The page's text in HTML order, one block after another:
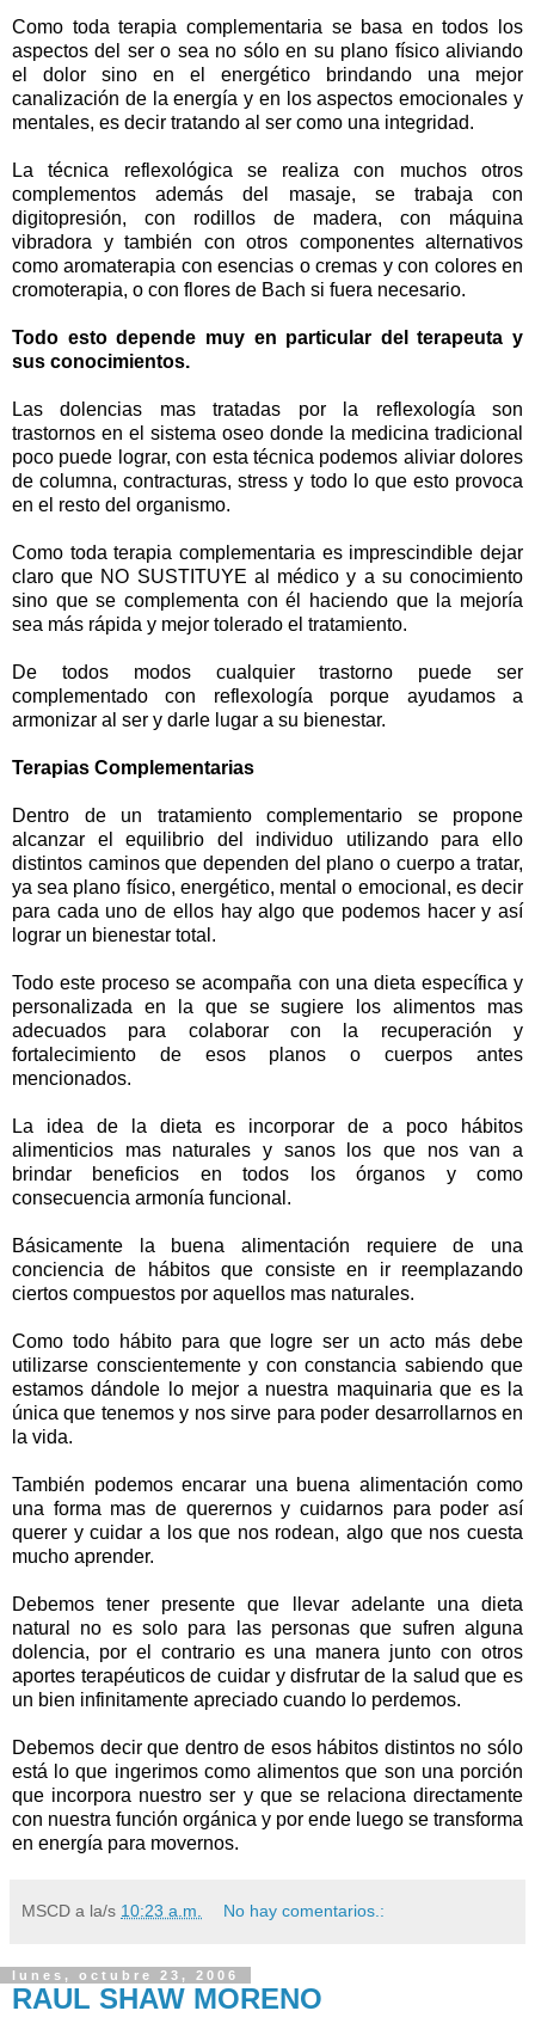
Como toda terapia complementaria se basa en todos los
aspectos del ser o sea no sólo en su plano físico aliviando
el dolor sino en el energético brindando una mejor
canalización de la energía y en los aspectos emocionales y
mentales, es decir tratando al ser como una integridad.
La técnica reflexológica se realiza con muchos otros
complementos además del masaje, se trabaja con
digitopresión, con rodillos de madera, con máquina
vibradora y también con otros componentes alternativos
como aromaterapia con esencias o cremas y con colores en
cromoterapia, o con flores de Bach si fuera necesario.
Todo esto depende muy en particular del terapeuta y
sus conocimientos.
Las dolencias mas tratadas por la reflexología son
trastornos en el sistema oseo donde la medicina tradicional
poco puede lograr, con esta técnica podemos aliviar dolores
de columna, contracturas, stress y todo lo que esto provoca
en el resto del organismo.
Como toda terapia complementaria es imprescindible dejar
claro que NO SUSTITUYE al médico y a su conocimiento
sino que se complementa con él haciendo que la mejoría
sea más rápida y mejor tolerado el tratamiento.
De todos modos cualquier trastorno puede ser
complementado con reflexología porque ayudamos a
armonizar al ser y darle lugar a su bienestar.
Terapias Complementarias
Dentro de un tratamiento complementario se propone
alcanzar el equilibrio del individuo utilizando para ello
distintos caminos que dependen del plano o cuerpo a tratar,
ya sea plano físico, energético, mental o emocional, es decir
para cada uno de ellos hay algo que podemos hacer y así
lograr un bienestar total.
Todo este proceso se acompaña con una dieta específica y
personalizada en la que se sugiere los alimentos mas
adecuados para colaborar con la recuperación y
fortalecimiento de esos planos o cuerpos antes
mencionados.
La idea de la dieta es incorporar de a poco hábitos
alimenticios mas naturales y sanos los que nos van a
brindar beneficios en todos los órganos y como
consecuencia armonía funcional.
Básicamente la buena alimentación requiere de una
conciencia de hábitos que consiste en ir reemplazando
ciertos compuestos por aquellos mas naturales.
Como todo hábito para que logre ser un acto más debe
utilizarse conscientemente y con constancia sabiendo que
estamos dándole lo mejor a nuestra maquinaria que es la
única que tenemos y nos sirve para poder desarrollarnos en
la vida.
También podemos encarar una buena alimentación como
una forma mas de querernos y cuidarnos para poder así
querer y cuidar a los que nos rodean, algo que nos cuesta
mucho aprender.
Debemos tener presente que llevar adelante una dieta
natural no es solo para las personas que sufren alguna
dolencia, por el contrario es una manera junto con otros
aportes terapéuticos de cuidar y disfrutar de la salud que es
un bien infinitamente apreciado cuando lo perdemos.
Debemos decir que dentro de esos hábitos distintos no sólo
está lo que ingerimos como alimentos que son una porción
que incorpora nuestro ser y que se relaciona directamente
con nuestra función orgánica y por ende luego se transforma
en energía para movernos.
MSCD a la/s 10:23 a.m. No hay comentarios.:
lunes, octubre 23, 2006
RAUL SHAW MORENO